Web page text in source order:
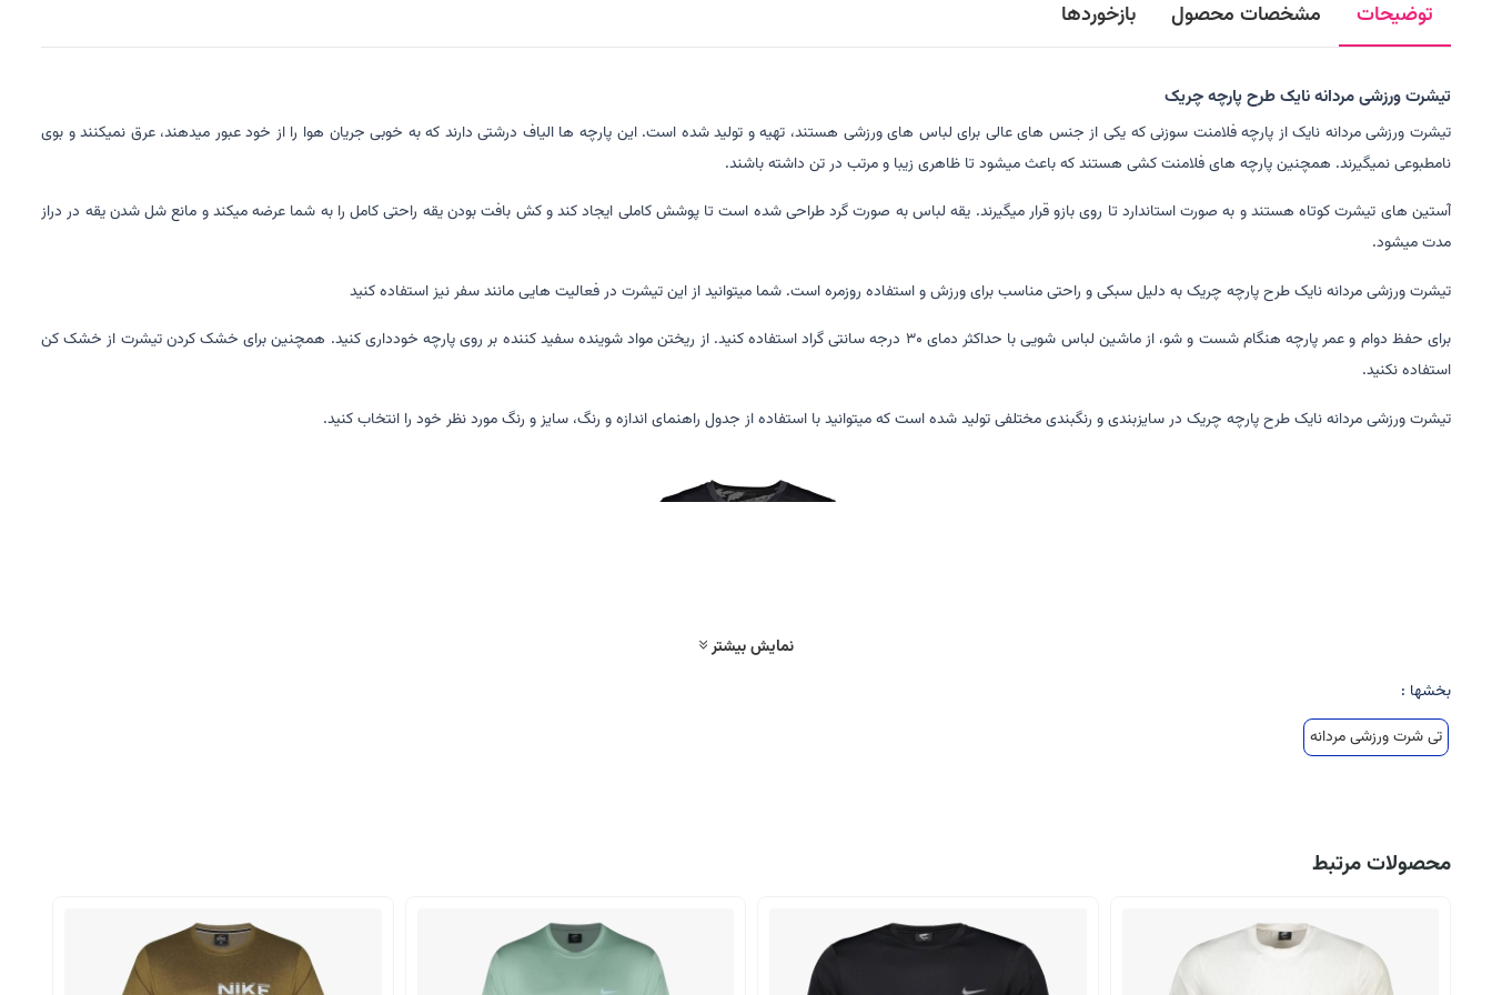
توضیحات مشخصات محصول بازخوردها
تیشرت ورزشی مردانه نایک طرح پارچه چریک
تیشرت ورزشی مردانه نایک از پارچه فلامنت سوزنی که یکی از جنس های عالی برای لباس های ورزشی هستند، تهیه و تولید شده است. این پارچه ها الیاف درشتی دارند که به خوبی جریان هوا را از خود عبور میدهند، عرق نمیکنند و بوی
نامطبوعی نمیگیرند. همچنین پارچه های فلامنت کشی هستند که باعث میشود تا ظاهری زیبا و مرتب در تن داشته باشند.
آستین های تیشرت کوتاه هستند و به صورت استاندارد تا روی بازو قرار میگیرند. یقه لباس به صورت گرد طراحی شده است تا پوشش کاملی ایجاد کند و کش بافت بودن یقه راحتی کامل را به شما عرضه میکند و مانع شل شدن یقه در دراز
مدت میشود.
تیشرت ورزشی مردانه نایک طرح پارچه چریک به دلیل سبکی و راحتی مناسب برای ورزش و استفاده روزمره است. شما میتوانید از این تیشرت در فعالیت هایی مانند سفر نیز استفاده کنید
برای حفظ دوام و عمر پارچه هنگام شست و شو، از ماشین لباس شویی با حداکثر دمای 30 درجه سانتی گراد استفاده کنید. از ریختن مواد شوینده سفید کننده بر روی پارچه خودداری کنید. همچنین برای خشک کردن تیشرت از خشک کن
استفاده نکنید.
تیشرت ورزشی مردانه نایک طرح پارچه چریک در سایزبندی و رنگبندی مختلفی تولید شده است که میتوانید با استفاده از جدول راهنمای اندازه و رنگ، سایز و رنگ مورد نظر خود را انتخاب کنید.
نمایش بیشتر
بخشها :
تی شرت ورزشی مردانه
محصولات مرتبط